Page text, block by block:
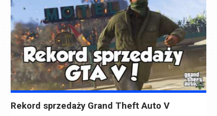
Rekord sprzedaży Grand Theft Auto V